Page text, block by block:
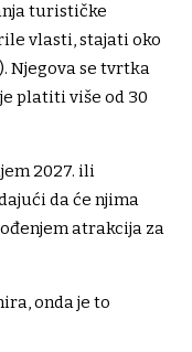
turističke
vlasti, stajati oko
Njegova se tvrtka
platiti više od 30
2027. ili
da će njima
atrakcija za
onda je to